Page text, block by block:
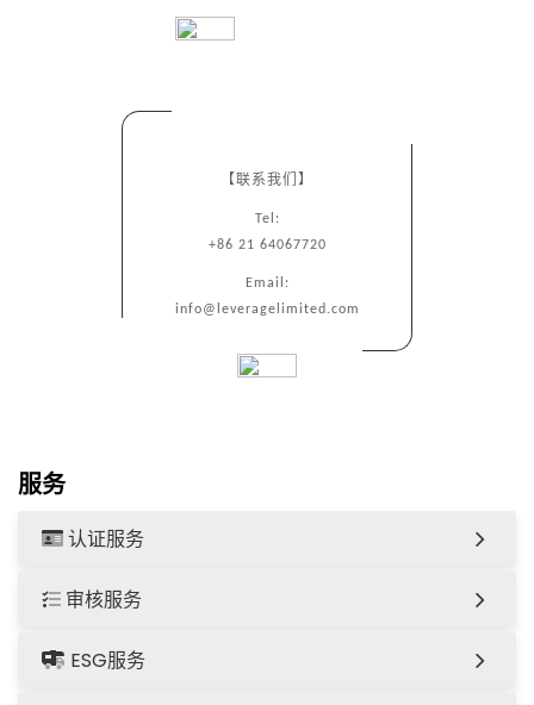
服务
认证服务
审核服务
ESG服务
【联系我们】
Tel:
+86 21 64067720
Email:
info@leveragelimited.com